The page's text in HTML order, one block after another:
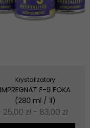
Krystalizatory
IMPREGNAT F-9 FOKA
(280 ml / 1l)
25,00 zł - 83,00 zł